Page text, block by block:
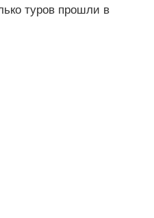
туров прошли в